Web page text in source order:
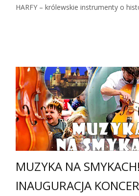
HARFY – królewskie instrumenty o
MUZYKA NA SMYKACH!
INAUGURACJA